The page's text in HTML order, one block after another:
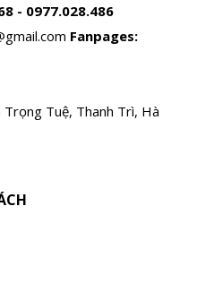
- 0977.028.486
Fanpages:
Tuệ, Thanh Trì, Hà